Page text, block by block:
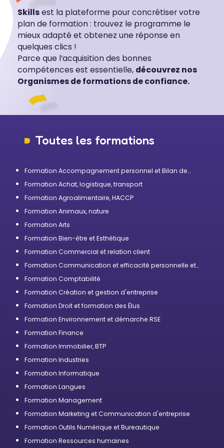
Skillsest la plateforme pour concrétiser votre
plan de formation : trouvez le programme le
mieux adapté et obtenez une réponse en
quelques clics !
Parce que l’acquisition des bonnes
compétences est essentielle, découvrez nos
Organismes de formations de confiance.
Toutes les formations
Formation Accompagnement personnel et Bilan de
Formation Achat, logistique, transport
Formation Agroalimentaire, HACCP
Formation Animaux, nature
Formation Arts
Formation Bien-être et Esthétique
Formation Commercial et relation client
Formation Communication et efficacité personnelle et
Formation Comptabilité
Formation Création et gestion d'entreprise
Formation Droit et formation des Élus
Formation Environnement et démarche RSE
Formation Finance
Formation Immobilier, BTP
Formation Industries
Formation Informatique
Formation Langues
Formation Management
Formation Marketing et Communication d'entreprise
Formation Outils Numérique et Bureautique
Formation Ressources humaines